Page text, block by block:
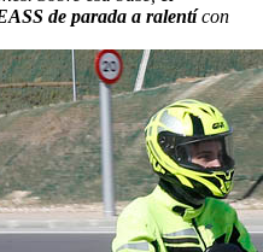
de parada a ralentícon